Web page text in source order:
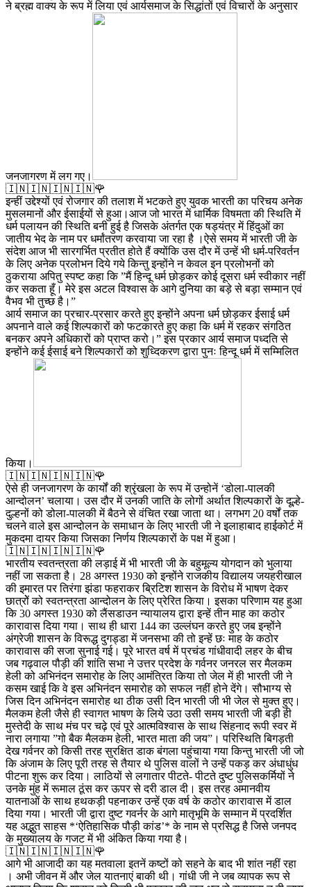
ने ब्रह्म वाक्य के रूप में लिया एवं आर्यसमाज के सिद्धांतों एवं विचारों के अनुसार
जनजागरण में लग गए।
🇮🇳🇮🇳🇮🇳🇮🇳🌹
इन्हीं उद्देश्यों एवं रोजगार की तलाश में भटकते हुए युवक भारती का परिचय अनेक
मुसलमानों और ईसाईयों से हुआ।आज जो भारत में धार्मिक विषमता की स्थिति में
धर्म पलायन की स्थिति बनी हुई है जिसके अंतर्गत एक षड्यंत्र में हिंदुओं का
जातीय भेद के नाम पर धर्मांतरण करवाया जा रहा है ।ऐसे समय में भारती जी के
संदेश आज भी सारगर्भित प्रतीत होते हैं क्योंकि उस दौर में उन्हें भी धर्म-परिवर्तन
के लिए अनेक प्रलोभन दिये गये किन्तु इन्होंने न केवल इन प्रलोभनों को
ठुकराया अपितु स्पष्ट कहा कि ”मैं हिन्दू धर्म छोड़कर कोई दूसरा धर्म स्वीकार नहीं
कर सकता हूँ। मेरे इस अटल विश्वास के आगे दुनिया का बड़े से बड़ा सम्मान एवं
वैभव भी तुच्छ है।”
आर्य समाज का प्रचार-प्रसार करते हुए इन्होंने अपना धर्म छोड़कर ईसाई धर्म
अपनाने वाले कई शिल्पकारों को फटकारते हुए कहा कि धर्म में रहकर संगठित
बनकर अपने अधिकारों को प्राप्त करो।” इस प्रकार आर्य समाज पध्दति से
इन्होंने कई ईसाई बने शिल्पकारों को शुध्दिकरण द्वारा पुनः हिन्दू धर्म में सम्मिलित
किया।
🇮🇳🇮🇳🇮🇳🇮🇳🌹
ऐसे ही जनजागरण के कार्यों की श्रृंखला के रूप में उन्होनें ‘डोला-पालकी
आन्दोलन’ चलाया। उस दौर में उनकी जाति के लोगों अर्थात शिल्पकारों के दूल्हे-
दुल्हनों को डोला-पालकी में बैठने से वंचित रखा जाता था। लगभग 20 वर्षों तक
चलने वाले इस आन्दोलन के समाधान के लिए भारती जी ने इलाहाबाद हाईकोर्ट में
मुकदमा दायर किया जिसका निर्णय शिल्पकारों के पक्ष में हुआ।
🇮🇳🇮🇳🇮🇳🇮🇳🌹
भारतीय स्वतन्त्रता की लड़ाई में भी भारती जी के बहुमूल्य योगदान को भुलाया
नहीं जा सकता है। 28 अगस्त 1930 को इन्होंने राजकीय विद्यालय जयहरीखाल
की इमारत पर तिरंगा झंडा फहराकर ब्रिटिश शासन के विरोध में भाषण देकर
छात्रोें को स्वतन्त्रता आन्दोलन के लिए प्रेरित किया। इसका परिणाम यह हुआ
कि 30 अगस्त 1930 को लैंसडाउन न्यायालय द्वारा इन्हें तीन माह का कठोर
कारावास दिया गया। साथ ही धारा 144 का उल्लंघन करते हुए जब इन्होंने
अंग्रेजी शासन के विरूद्ध दुगड्डा में जनसभा की तो इन्हें छः माह के कठोर
कारावास की सजा सुनाई गई। पूरे भारत वर्ष में प्रचंड गांधीवादी लहर के बीच
जब गढ़वाल पौड़ी की शांति सभा ने उत्तर प्रदेश के गर्वनर जनरल सर मैलकम
हेली को अभिनंदन समारोह के लिए आमंत्रित किया तो जेल में ही भारती जी ने
कसम खाई कि वे इस अभिनंदन समारोह को सफल नहीं होने देंगे। सौभाग्य से
जिस दिन अभिनंदन समारोह था ठीक उसी दिन भारती जी भी जेल से मुक्त हुए।
मैलकम हेली जैसे ही स्वागत भाषण के लिये उठा उसी समय भारती जी बड़ी ही
मुस्तेदी के साथ मंच पर चढ़े एवं पूरे आत्मविश्वास के साथ सिंहनाद रूपी स्वर में
नारा लगाया ”गो बैक मैलकम हेली, भारत माता की जय”। परिस्थिति बिगड़ती
देख गर्वनर को किसी तरह सुरक्षित डाक बंगला पहुंचाया गया किन्तु भारती जी जो
कि अंजाम के लिए पूरी तरह से तैयार थे पुलिस वालों ने उन्हें पकड़ कर अंधाधुंध
पीटना शुरू कर दिया। लाठियों से लगातार पीटते- पीटते दुष्ट पुलिसकर्मियों ने
उनके मुंह में रूमाल ठूंस कर ऊपर से दरी डाल दी। इस तरह अमानवीय
यातनाओं के साथ हथकड़ी पहनाकर उन्हें एक वर्ष के कठोर कारावास में डाल
दिया गया। भारती जी द्वारा दुष्ट गवर्नर के आगे मातृभूमि के सम्मान में प्रदर्शित
यह अद्भुत साहस *‘ऐतिहासिक पौड़ी कांड’* के नाम से प्रसिद्ध है जिसे जनपद
के मुख्यालय के गजट में भी अंकित किया गया है।
🇮🇳🇮🇳🇮🇳🇮🇳🌹
आगे भी आजादी का यह मतवाला इतनें कष्टों को सहने के बाद भी शांत नहीं रहा
। अभी जीवन में और जेल यातनाएं बाकी थी। गांधी जी ने जब व्यापक रूप से